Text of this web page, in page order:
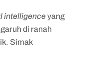
intelligenceyang
di ranah
Simak